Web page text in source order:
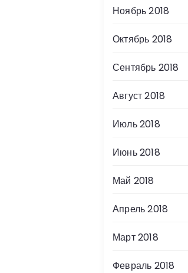
Ноябрь 2018
Октябрь 2018
Сентябрь 2018
Август 2018
Июль 2018
Июнь 2018
Май 2018
Апрель 2018
Март 2018
Февраль 2018